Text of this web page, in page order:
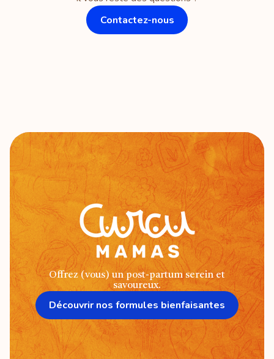
aucune. Je suis autonome.
Contactez-nous
Offrez (vous) un post-partum serein et
savoureux.
Découvrir nos formules bienfaisantes